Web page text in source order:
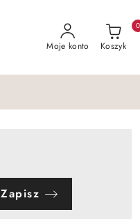
Moje konto Koszyk
0
Zapisz